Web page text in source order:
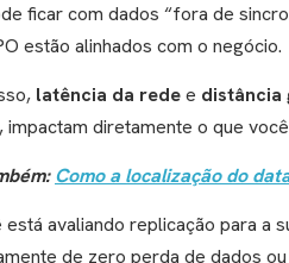
ficar com dados “fora de
estão alinhados com o negócio.
latência da redee distância
impactam diretamente o que
Como a localização do
está avaliando replicação para a
de zero perda de dados